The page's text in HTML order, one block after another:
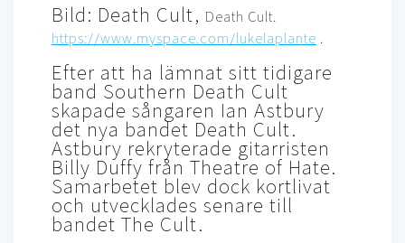
Bild: Death Cult, Death Cult.
https://www.myspace.com/lukelaplante .
Efter att ha lämnat sitt tidigare
band Southern Death Cult
skapade sångaren Ian Astbury
det nya bandet Death Cult.
Astbury rekryterade gitarristen
Billy Duffy från Theatre of Hate.
Samarbetet blev dock kortlivat
och utvecklades senare till
bandet The Cult.